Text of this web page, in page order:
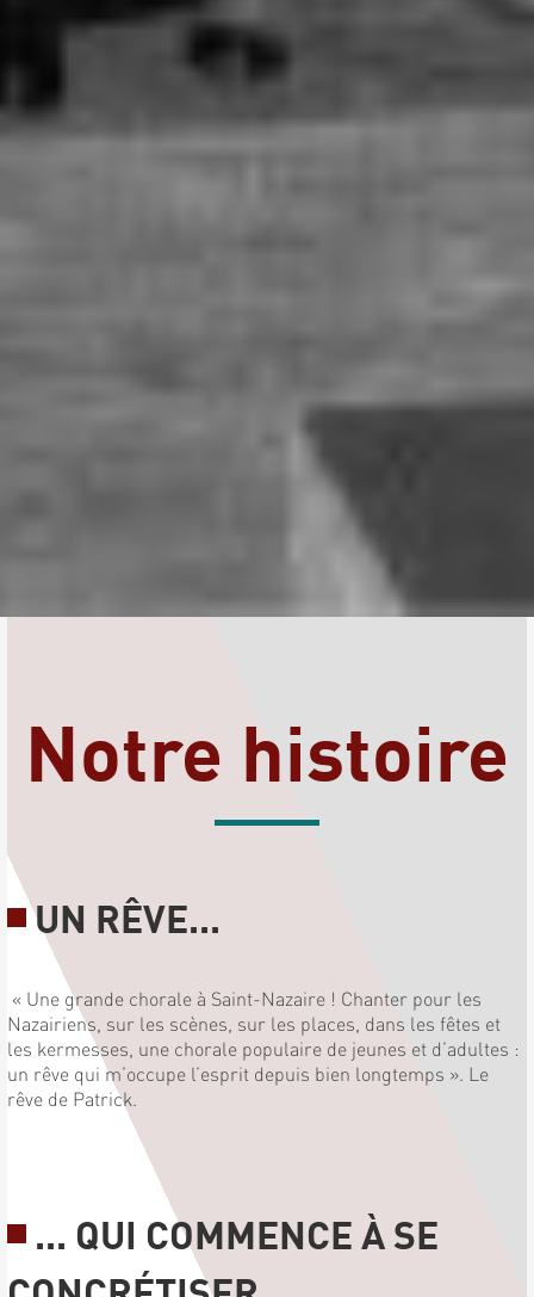
Notre histoire
UN RÊVE...
« Une grande chorale à Saint-Nazaire ! Chanter pour les
Nazairiens, sur les scènes, sur les places, dans les fêtes et
les kermesses, une chorale populaire de jeunes et d’adultes :
un rêve qui m’occupe l’esprit depuis bien longtemps ». Le
rêve de Patrick.
... QUI COMMENCE À SE